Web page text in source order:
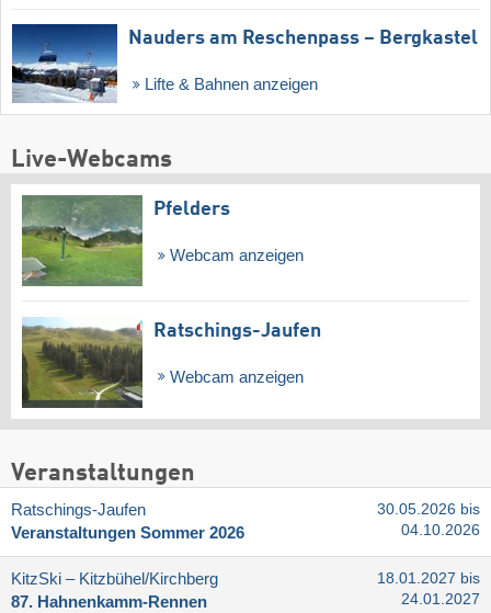
Nauders am Reschenpass – Bergkastel
Lifte & Bahnen anzeigen
Live-Webcams
Pfelders
Webcam anzeigen
Ratschings-Jaufen
Webcam anzeigen
Veranstaltungen
Ratschings-Jaufen
Veranstaltungen Sommer 2026
30.05.2026 bis
04.10.2026
KitzSki – Kitzbühel/​Kirchberg
87. Hahnenkamm-Rennen
18.01.2027 bis
24.01.2027